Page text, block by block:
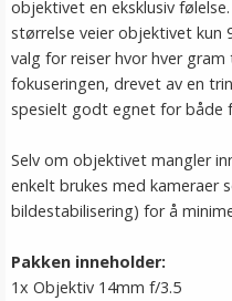
objektivet en eksklusiv
størrelse veier objektivet
valg for reiser hvor hver
fokuseringen, drevet av en
spesielt godt egnet for både
Selv om objektivet mangler
enkelt brukes med kameraer
bildestabilisering) for å
Pakken inneholder:
1x Objektiv 14mm f/3.5